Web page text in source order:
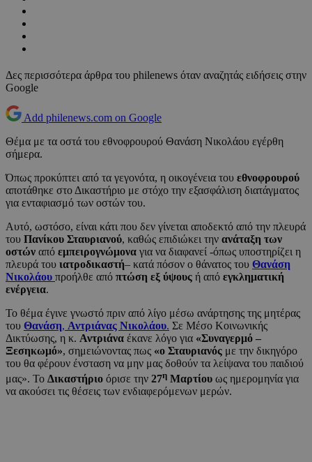
Δες περισσότερα άρθρα του philenews όταν αναζητάς ειδήσεις στην
Google
Add philenews.com on Google
Θέμα με τα οστά του εθνοφρουρού Θανάση Νικολάου εγέρθη
σήμερα.
Όπως προκύπτει από τα γεγονότα, η οικογένεια του εθνοφρουρού
αποτάθηκε στο Δικαστήριο με στόχο την εξασφάλιση διατάγματος
για ενταφιασμό των οστών του.
Αυτό, ωστόσο, είναι κάτι που δεν γίνεται αποδεκτό από την πλευρά
του Πανίκου Σταυριανού, καθώς επιδιώκει την ανάταξη των
οστών από εμπειρογνώμονα για να διαφανεί -όπως υποστηρίζει η
πλευρά του ιατροδικαστή– κατά πόσον ο θάνατος του Θανάση
Νικολάου προήλθε από πτώση εξ ύψους ή από εγκληματική
ενέργεια.
Το θέμα έγινε γνωστό πριν από λίγο μέσω ανάρτησης της μητέρας
του Θανάση, Αντριάνας Νικολάου. Σε Μέσο Κοινωνικής
Δικτύωσης, η κ. Αντριάνα έκανε λόγο για «Συναγερμό –
Ξεσηκωμό», σημειώνοντας πως «ο Σταυριανός με την δικηγόρο
του θα φέρουν ένσταση να μην μας δοθούν τα λείψανα του παιδιού
μας». Το Δικαστήριο όρισε την 27η Μαρτίου ως ημερομηνία για
να ακούσει τις θέσεις των ενδιαφερόμενων μερών.